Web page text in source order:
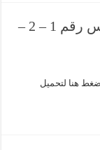
الرياضيات 5AP : الفصل الأول الدرس رقم 1 – 2 –